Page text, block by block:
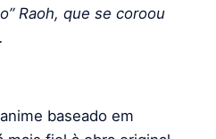
Raoh, que se coroou
baseado em